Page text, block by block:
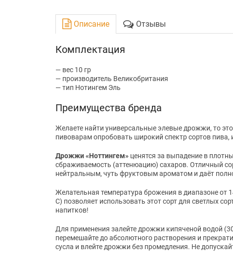
Описание Отзывы
Комплектация
— вес 10 гр
— производитель Великобритания
— тип Нотингем Эль
Преимущества бренда
Желаете найти универсальные элевые дрожжи, то это
пивоварам опробовать широкий спектр сортов
Дрожжи «Ноттингем» ценятся за выпадение в
сбраживаемость (аттенюацию) сахаров. Отличный
нейтральным, чуть фруктовым ароматом и даёт
Желательная температура брожения в диапазоне от
С) позволяет использовать этот сорт для светлых
напитков!
Для применения залейте дрожжи кипяченой водой
перемешайте до абсолютного растворения и
сусла и влейте дрожжи без промедления. Не